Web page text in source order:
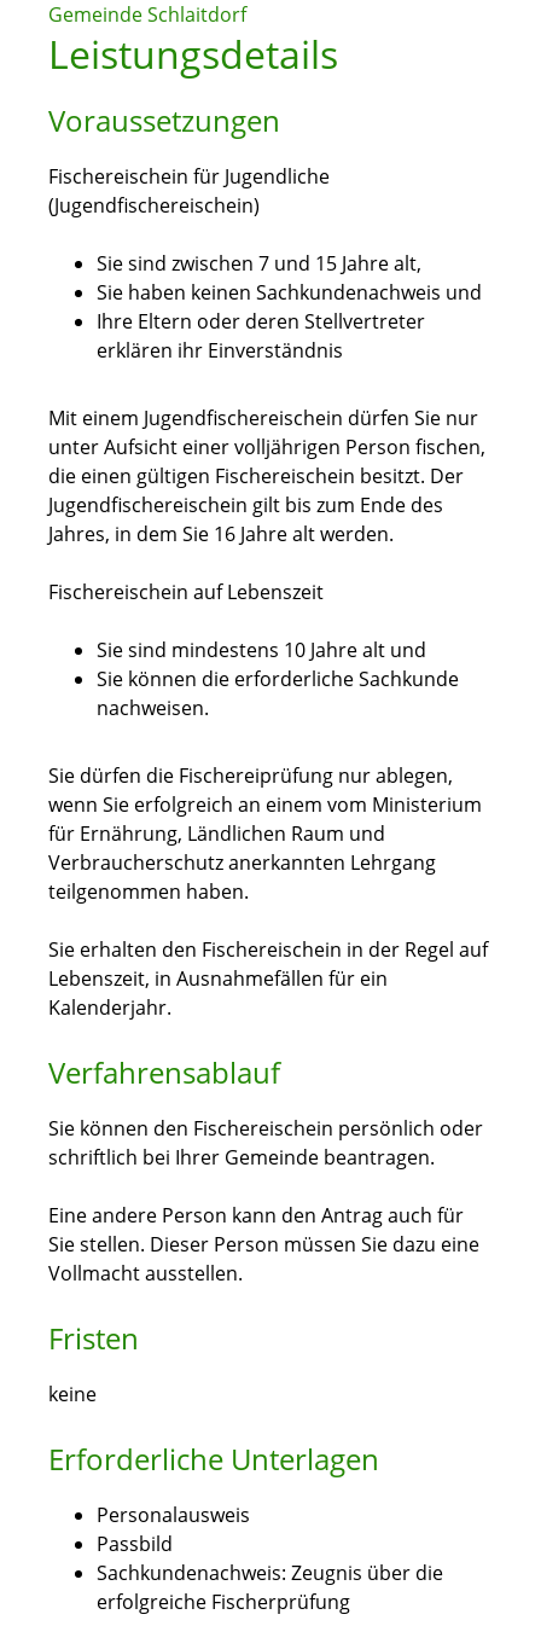
Gemeinde Schlaitdorf
Leistungsdetails
Voraussetzungen
Fischereischein für Jugendliche
(Jugendfischereischein)
Sie sind zwischen 7 und 15 Jahre alt,
Sie haben keinen Sachkundenachweis und
Ihre Eltern oder deren Stellvertreter
erklären ihr Einverständnis
Mit einem Jugendfischereischein dürfen Sie nur
unter Aufsicht einer volljährigen Person fischen,
die einen gültigen Fischereischein besitzt. Der
Jugendfischereischein gilt bis zum Ende des
Jahres, in dem Sie 16 Jahre alt werden.
Fischereischein auf Lebenszeit
Sie sind mindestens 10 Jahre alt und
Sie können die erforderliche Sachkunde
nachweisen.
Sie dürfen die Fischereiprüfung nur ablegen,
wenn Sie erfolgreich an einem vom Ministerium
für Ernährung, Ländlichen Raum und
Verbraucherschutz anerkannten Lehrgang
teilgenommen haben.
Sie erhalten den Fischereischein in der Regel auf
Lebenszeit, in Ausnahmefällen für ein
Kalenderjahr.
Verfahrensablauf
Sie können den Fischereischein persönlich oder
schriftlich bei Ihrer Gemeinde beantragen.
Eine andere Person kann den Antrag auch für
Sie stellen. Dieser Person müssen Sie dazu eine
Vollmacht ausstellen.
Fristen
keine
Erforderliche Unterlagen
Personalausweis
Passbild
Sachkundenachweis: Zeugnis über die
erfolgreiche Fischerprüfung